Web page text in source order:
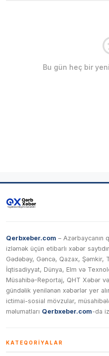
Bu gün heç bir
Qerbxeber.com – Azərbaycanın
izləmək üçün etibarlı xəbər
Gədəbəy, Gəncə, Qazax, Şəmkir,
İqtisadiyyat, Dünya, Elm və
Müsahibə-Reportaj, QHT Xəbər
gündəlik yenilənən xəbərlər yer
ictimai-sosial mövzular,
məlumatları Qerbxeber.com-da
KATEQORIYALAR